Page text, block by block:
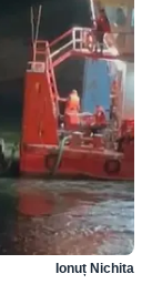
Ionuț Nichita